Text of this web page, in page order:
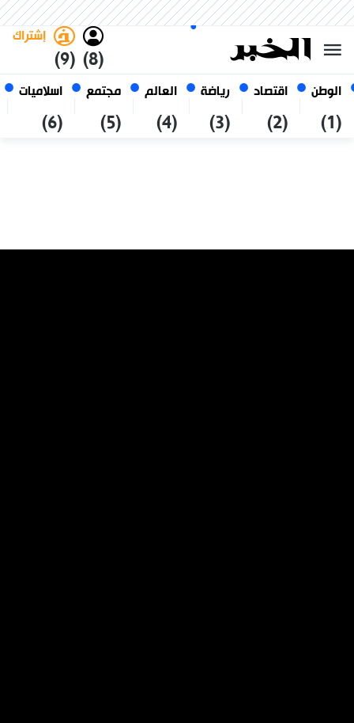
الوطن
(1)
اقتصاد
(2)
رياضة
(3)
العالم
(4)
مجتمع
(5)
اسلاميات
(6)
(8)
إشتراك
(9)
07 أغسطس 2026
الجزائر